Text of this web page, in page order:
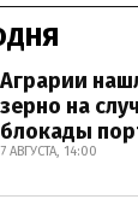
Аграрии
зерно на
блокады
7 АВГУСТА, 14:00